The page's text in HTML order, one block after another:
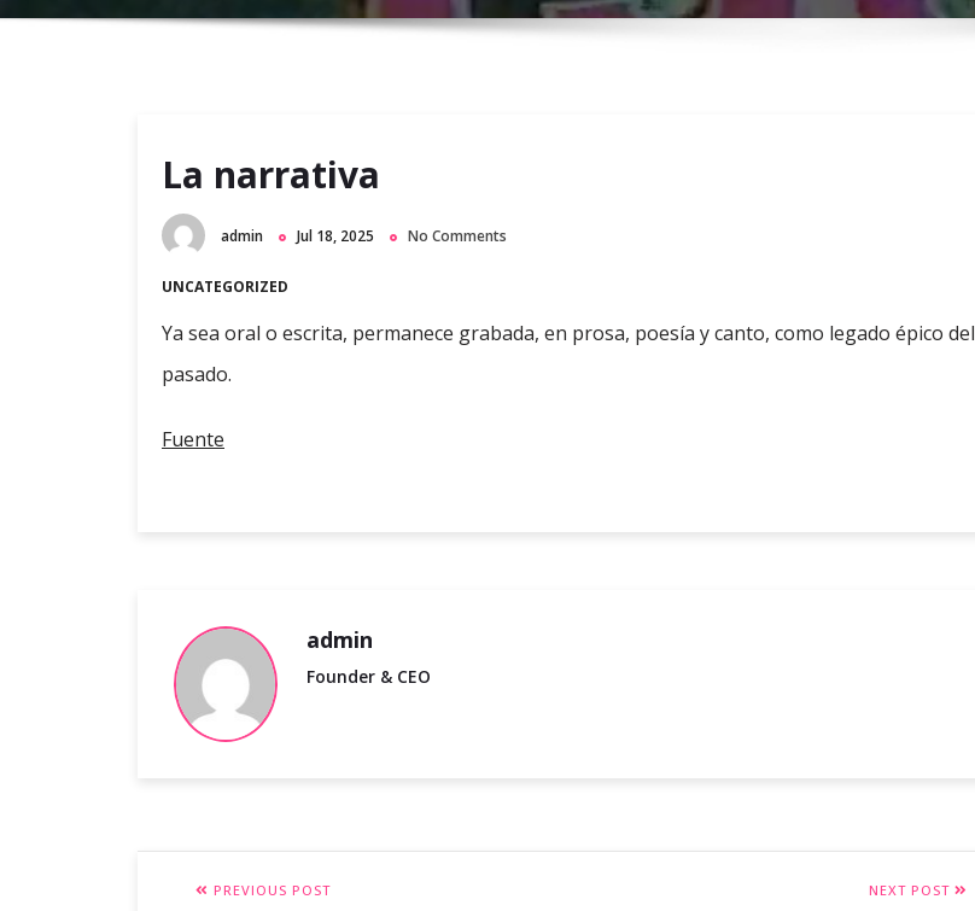
r
La narrativa
admin Jul 18, 2025 No Comments
UNCATEGORIZED
Ya sea oral o escrita, permanece grabada, en prosa, poesía y canto, como legado épico del
pasado.
Fuente
admin
Founder & CEO
PREVIOUS POST NEXT POST